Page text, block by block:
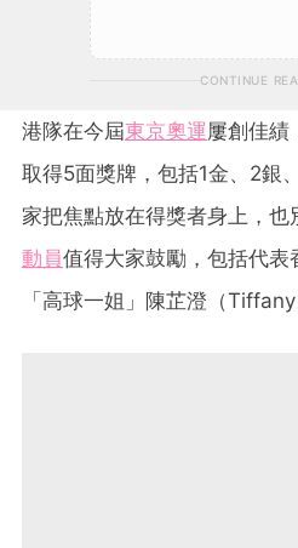
CONTINUE
港隊在今屆東京奧運屢創佳績
取得5面獎牌，包括1金、2銀
家把焦點放在得獎者身上，
動員值得大家鼓勵，包括代
「高球一姐」陳芷澄（Tiffany